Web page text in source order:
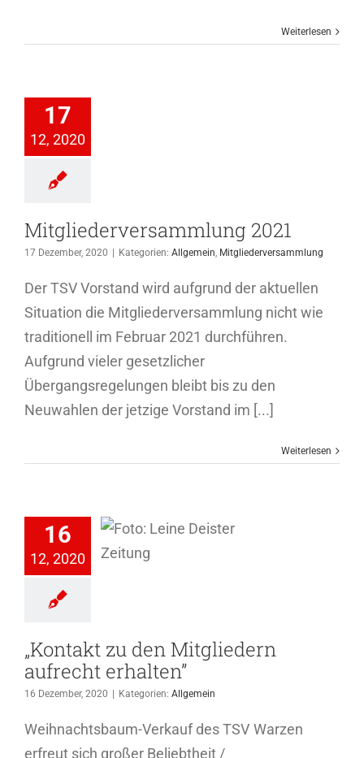
Weiterlesen
17
12, 2020
Mitgliederversammlung 2021
17 Dezember, 2020 Kategorien: Allgemein, Mitgliederversammlung
Der TSV Vorstand wird aufgrund der aktuellen
Situation die Mitgliederversammlung nicht wie
traditionell im Februar 2021 durchführen.
Aufgrund vieler gesetzlicher
Übergangsregelungen bleibt bis zu den
Neuwahlen der jetzige Vorstand im [...]
Weiterlesen
16
12, 2020
zu den
„Kontakt zu den Mitgliedern
aufrecht erhalten”
16 Dezember, 2020 Kategorien: Allgemein
Weihnachtsbaum-Verkauf des TSV Warzen
erfreut sich großer Beliebtheit /